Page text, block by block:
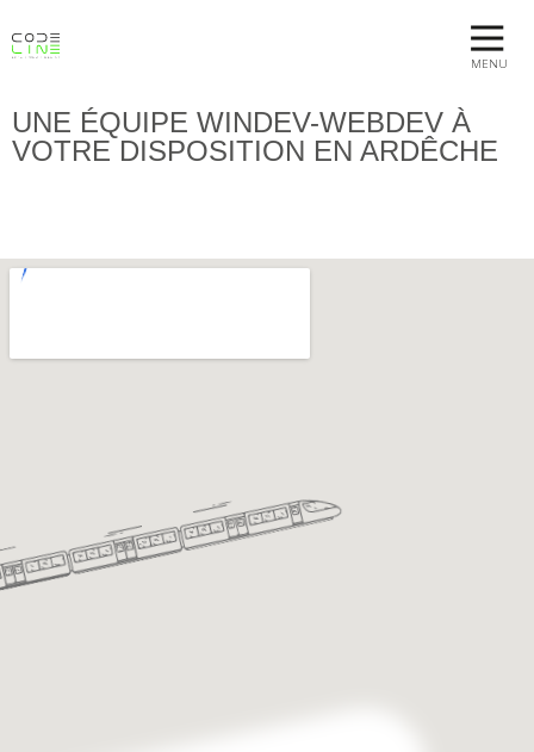
MENU
UNE ÉQUIPE WINDEV-WEBDEV À
VOTRE DISPOSITION EN ARDÊCHE